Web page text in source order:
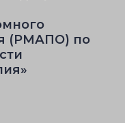
(РМАПО) по